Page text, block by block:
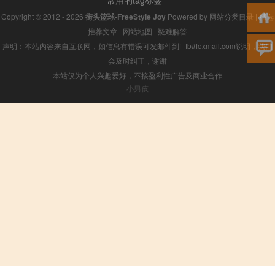
Copyright © 2012 - 2026 街头篮球-FreeStyle Joy Powered by 网站分类目录 |精选
推荐文章 | 网站地图 | 疑难解答
声明：本站内容来自互联网，如信息有错误可发邮件到f_fb#foxmail.com说明，我们
会及时纠正，谢谢
本站仅为个人兴趣爱好，不接盈利性广告及商业合作
小男孩